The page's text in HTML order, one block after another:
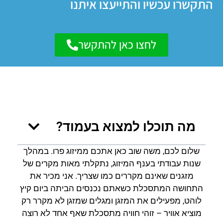
התקשרו עכשיו והתייעצו איתנו
לחצו כאן להתקשר
מה תוכלו למצוא בעמוד?
שלום לכם, משה שוב כאן אתכם ממיזוג פרו. במהלך
שנות עבודתי בענף המיזוג, נתקלתי מאות מקרים של
מזגנים שאינם מקררים כמו שצריך. אני מכיר את
התחושה המתסכלת כשאתם נכנסים הביתה ביום קיץ
לוהט, מפעילים את המזגן ומגלים שמזגן לא מקרר רק
מוציא אוויר – זוהי חוויה מתסכלת שאף אחד לא רוצה